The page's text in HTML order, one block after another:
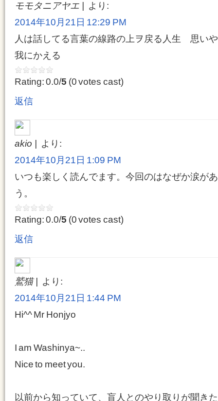
モモタニアヤエ
より:
2014年10月21日 12:29 PM
人は話してる言葉の線路の上ヲ戻る人生 思
我にかえる
Rating: 0.0/5 (0 votes cast)
返信
akio
より:
2014年10月21日 1:09 PM
いつも楽しく読んでます。今回のはなぜか涙が
う。
Rating: 0.0/5 (0 votes cast)
返信
鷲猫
より:
2014年10月21日 1:44 PM
Hi^^ Mr Honjyo
I am Washinya~..
Nice to meet you.
以前から知っていて、盲人とのやり取りが聞き